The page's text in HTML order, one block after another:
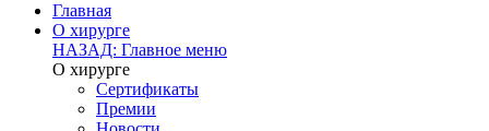
Главная
О хирурге
НАЗАД: Главное меню
О хирурге
Сертификаты
Премии